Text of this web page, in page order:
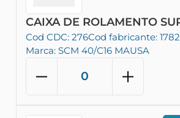
CAIXA DE ROLAMENTO
Cod CDC: 276Cod fabricante:
Marca: SCM 40/C16 MAUSA